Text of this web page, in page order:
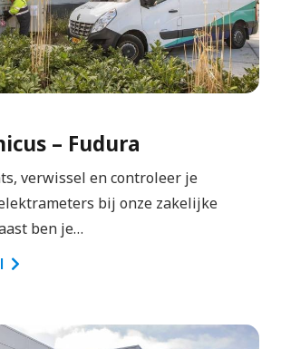
– Fudura
verwissel en controleer je
bij onze zakelijke
ben je…